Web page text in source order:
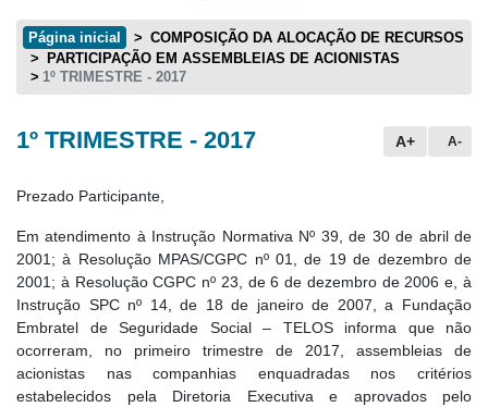
Página inicial
COMPOSIÇÃO DA ALOCAÇÃO DE RECURSOS
PARTICIPAÇÃO EM ASSEMBLEIAS DE ACIONISTAS
1º TRIMESTRE - 2017
Conteúdo principal
1º TRIMESTRE - 2017 A+ A-
Prezado Participante,
Em atendimento à Instrução Normativa Nº 39, de 30 de abril de
2001; à Resolução MPAS/CGPC nº 01, de 19 de dezembro de
2001; à Resolução CGPC nº 23, de 6 de dezembro de 2006 e, à
Instrução SPC nº 14, de 18 de janeiro de 2007, a Fundação
Embratel de Seguridade Social – TELOS informa que não
ocorreram, no primeiro trimestre de 2017, assembleias de
acionistas nas companhias enquadradas nos critérios
estabelecidos pela Diretoria Executiva e aprovados pelo